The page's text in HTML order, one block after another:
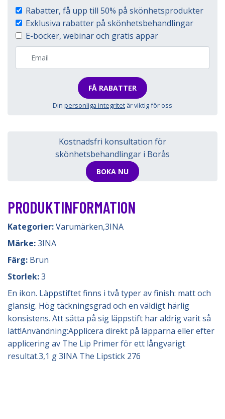
Rabatter, få upp till 50% på skönhetsprodukter
Exklusiva rabatter på skönhetsbehandlingar
E-böcker, webinar och gratis appar
FÅ RABATTER
Din personliga integritet är viktig för oss
Kostnadsfri konsultation för
skönhetsbehandlingar i Borås
BOKA NU
PRODUKTINFORMATION
Kategorier:Varumärken,3INA
Märke:3INA
Färg: Brun
Storlek:3
En ikon. Läppstiftet finns i två typer av finish: matt och
glansig. Hög täckningsgrad och en väldigt härlig
konsistens. Att sätta på sig läppstift har aldrig varit så
lätt!Användning:Applicera direkt på läpparna eller efter
applicering av The Lip Primer för ett långvarigt
resultat.3,1 g 3INA The Lipstick 276